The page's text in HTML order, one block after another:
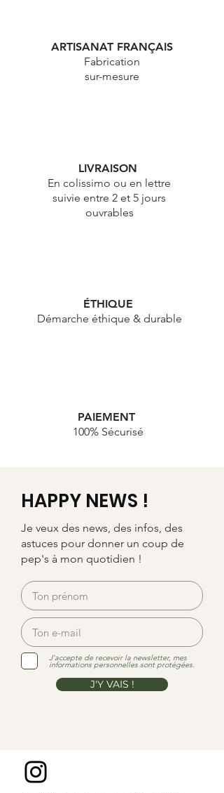
ARTISANAT FRANÇAIS
Fabrication
sur-mesure
LIVRAISON
En colissimo ou en lettre
suivie entre 2 et 5 jours
ouvrables
ÉTHIQUE
Démarche éthique & durable
PAIEMENT
100% Sécurisé
HAPPY NEWS !
Je veux des news, des infos, des
astuces pour donner un coup de
pep's à mon quotidien !
J'accepte de recevoir la newsletter, mes
informations personnelles sont protégées.
J'Y VAIS !